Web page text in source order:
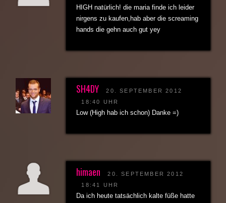
HIGH natürlich! die maria finde ich leider
nirgens zu kaufen,hab aber die screaming
hands die gehn auch gut yey
SH4DY
20. SEPTEMBER 2012
18:40 UHR
Low (High hab ich schon) Danke =)
himaen
20. SEPTEMBER 2012
18:41 UHR
Da ich heute tatsächlich kalte füße hatte